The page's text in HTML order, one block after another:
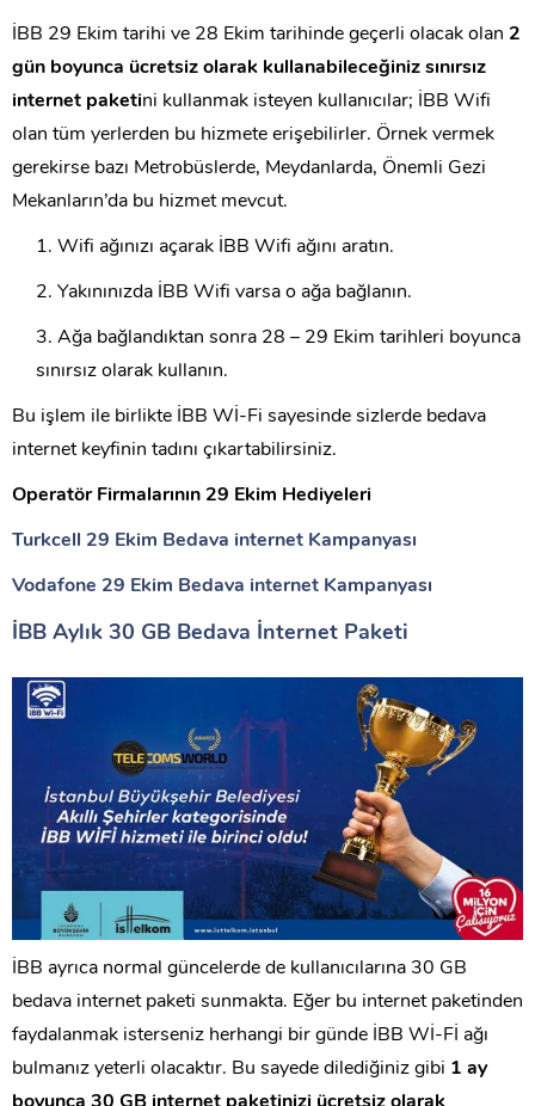
İBB 29 Ekim tarihi ve 28 Ekim tarihinde geçerli olacak olan 2
gün boyunca ücretsiz olarak kullanabileceğiniz sınırsız
internet paketini kullanmak isteyen kullanıcılar; İBB Wifi
olan tüm yerlerden bu hizmete erişebilirler. Örnek vermek
gerekirse bazı Metrobüslerde, Meydanlarda, Önemli Gezi
Mekanların’da bu hizmet mevcut.
Wifi ağınızı açarak İBB Wifi ağını aratın.
Yakınınızda İBB Wifi varsa o ağa bağlanın.
Ağa bağlandıktan sonra 28 – 29 Ekim tarihleri boyunca
sınırsız olarak kullanın.
Bu işlem ile birlikte İBB Wİ-Fi sayesinde sizlerde bedava
internet keyfinin tadını çıkartabilirsiniz.
Operatör Firmalarının 29 Ekim Hediyeleri
Turkcell 29 Ekim Bedava internet Kampanyası
Vodafone 29 Ekim Bedava internet Kampanyası
İBB Aylık 30 GB Bedava İnternet Paketi
İBB ayrıca normal güncelerde de kullanıcılarına 30 GB
bedava internet paketi sunmakta. Eğer bu internet paketinden
faydalanmak isterseniz herhangi bir günde İBB Wİ-Fİ ağı
bulmanız yeterli olacaktır. Bu sayede dilediğiniz gibi 1 ay
boyunca 30 GB internet paketinizi ücretsiz olarak